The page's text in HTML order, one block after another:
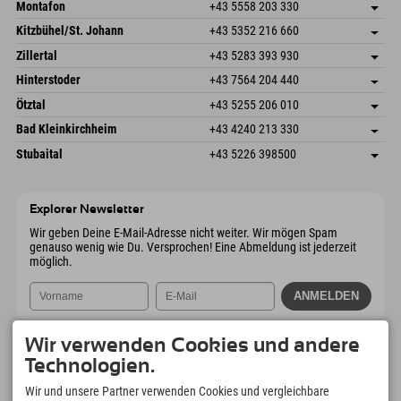
Montafon +43 5558 203 330
Dorfstr. 127b
6793 Gaschurn/Montafon
Österreich
Adresse speichern
Buchen
Kitzbühel/St. Johann +43 5352 216 660
Speckbacherstraße 87
6380 St. Johann in Tirol
Österreich
Adresse speichern
Anreiseinfos
Buchen
Zillertal +43 5283 393 930
Schmiedau 2
Österreich
Adresse speichern
Buchen
Hinterstoder +43 7564 204 440
Freizeitpark 10
4573 Hinterstoder
Österreich
Adresse speichern
Anreiseinfos
Buchen
Ötztal +43 5255 206 010
Gscheat 14
Österreich
Adresse speichern
Buchen
Bad Kleinkirchheim +43 4240 213 330
Dorfstraße 24
9546 Bad Kleinkirchheim
Adresse speichern
Anreiseinfos
Stubaital +43 5226 398500
Explorer Newsletter
Wir geben Deine E-Mail-Adresse nicht weiter. Wir mögen Spam
genauso wenig wie Du. Versprochen! Eine Abmeldung ist jederzeit
möglich.
Wir verwenden Cookies und andere
Technologien.
Wir und unsere Partner verwenden Cookies und vergleichbare